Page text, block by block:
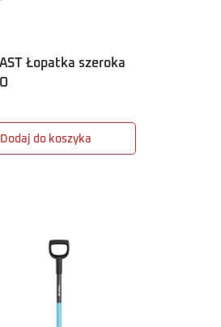
Łopatka szeroka
Dodaj do koszyka